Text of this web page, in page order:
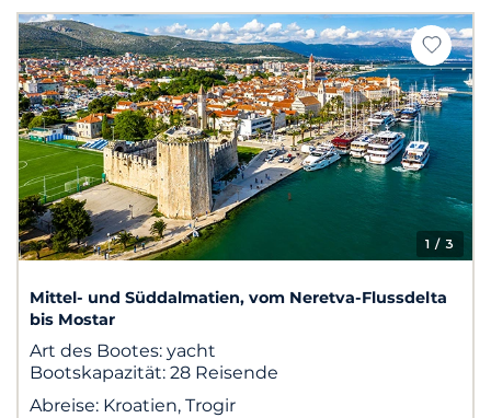
1 / 3
Mittel- und Süddalmatien, vom Neretva-Flussdelta
bis Mostar
Art des Bootes: yacht
Bootskapazität: 28 Reisende
Abreise: Kroatien, Trogir